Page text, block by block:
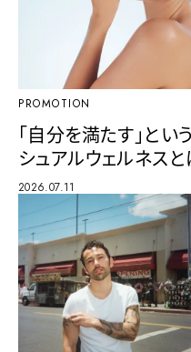
PROMOTION
「自分を満たす」と
シュアルウェルネスと
2026.07.11